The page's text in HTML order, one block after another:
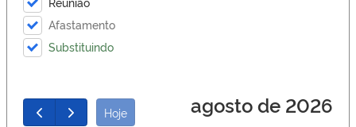
Afastamento
Substituindo
Hoje agosto de 2026